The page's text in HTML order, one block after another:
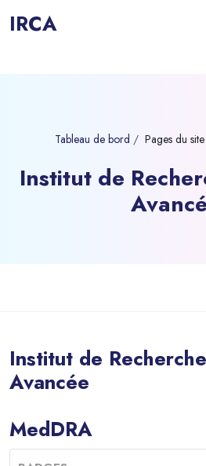
IRCA
Tableau de bord Pages du site
Institut de
Institut de
Avancée
Blocs
MedDRA